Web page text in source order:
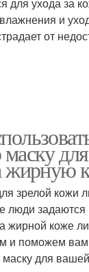
и
от
жирную
зрелой кожи
люди
жирной коже
и поможем вам
для